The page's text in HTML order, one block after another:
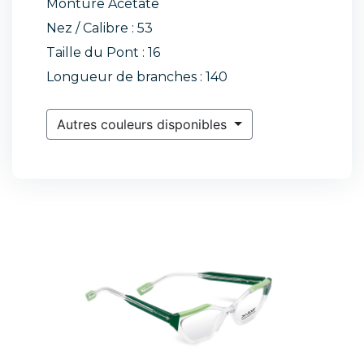
Monture Acétate
Nez / Calibre : 53
Taille du Pont : 16
Longueur de branches : 140
Autres couleurs disponibles